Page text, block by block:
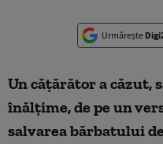
Urmărește
Un cățărător a căzut,
înălțime, de pe un
salvarea bărbatului